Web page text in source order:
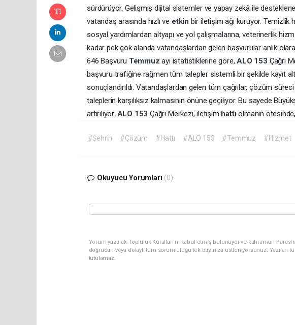
sürdürüyor. Gelişmiş dijital sistemler ve yapay zekâ ile
vatandaş arasında hızlı ve etkin bir iletişim ağı kuruyor. Temizlik
sosyal yardımlardan altyapı ve yol çalışmalarına, veterinerlik
kadar pek çok alanda vatandaşlardan gelen başvurular anlık
646 Başvuru Temmuzayı istatistiklerine göre,ALO 153 Çağrı
başvuru trafiğine rağmen tüm talepler sistemli bir şekilde kayıt
sonuçlandırıldı. Vatandaşlardan gelen tüm çağrılar, çözüm
taleplerin karşılıksız kalmasının önüne geçiliyor. Bu sayede
artırılıyor. ALO 153Çağrı Merkezi, iletişim hattıolmanın
#Şehrin #Çözüm #Hattı #ALO 153 #Temmuz #Hizmet
Okuyucu Yorumları (0)
Yorum yazarak Topluluk Kuralları’nı kabul etmiş bulunuyor ve
doğrudan veya dolaylı tüm sorumluluğu tek başınıza üstleniyorsunuz.
tutulamaz.